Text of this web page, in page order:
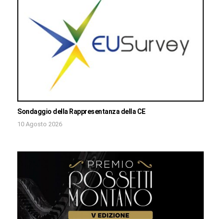
Sondaggio della Rappresentanza della CE
10 Agosto 2026